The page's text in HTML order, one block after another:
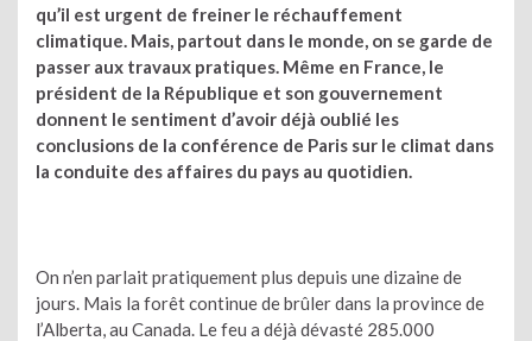
qu’il est urgent de freiner le réchauffement
climatique. Mais, partout dans le monde, on se garde de
passer aux travaux pratiques. Même en France, le
président de la République et son gouvernement
donnent le sentiment d’avoir déjà oublié les
conclusions de la conférence de Paris sur le climat dans
la conduite des affaires du pays au quotidien.
On n’en parlait pratiquement plus depuis une dizaine de
jours. Mais la forêt continue de brûler dans la province de
l’Alberta, au Canada. Le feu a déjà dévasté 285.000